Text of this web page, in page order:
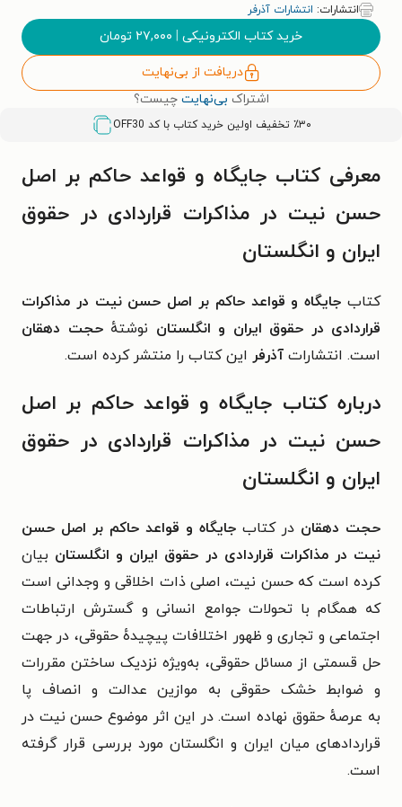
انتشارات: انتشارات آذرفر
خرید کتاب الکترونیکی | ۲۷,۰۰۰ تومان
دریافت از بی‌نهایت
اشتراک بی‌نهایت چیست؟
٪۳۰ تخفیف اولین خرید کتاب با کد OFF30
معرفی کتاب جایگاه و قواعد حاکم بر اصل
حسن نیت در مذاکرات قراردادی در حقوق
ایران و انگلستان
کتاب جایگاه و قواعد حاکم بر اصل حسن نیت در مذاکرات
قراردادی در حقوق ایران و انگلستان نوشتهٔحجت دهقان
است. انتشارات آذرفر این کتاب را منتشر کرده است.
درباره کتاب جایگاه و قواعد حاکم بر اصل
حسن نیت در مذاکرات قراردادی در حقوق
ایران و انگلستان
حجت دهقان در کتاب جایگاه و قواعد حاکم بر اصل حسن
نیت در مذاکرات قراردادی در حقوق ایران و انگلستان بیان
کرده است کهحسن نیت، اصلی ذات اخلاقی و وجدانی است
که همگام با تحولات جوامع انسانی و گسترش ارتباطات
اجتماعی و تجاری و ظهور اختلافات پیچیدهٔ حقوقی، در جهت
حل قسمتی از مسائلحقوقی، به‌ویژه نزدیک ساختن مقررات
و ضوابط خشک حقوقی به موازین عدالت و انصاف پا
به عرصهٔ حقوق نهاده است. در این اثر موضوع حسن نیت در
قراردادهای میان ایران و انگلستان مورد بررسی قرار گرفته
است.